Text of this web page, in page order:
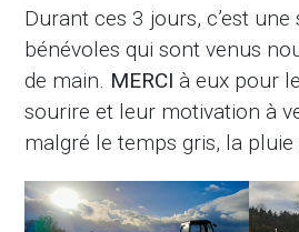
Durant ces 3 jours, c’est une
bénévoles qui sont venus
de main. MERCI à eux pour
sourire et leur motivation à
malgré le temps gris, la pluie